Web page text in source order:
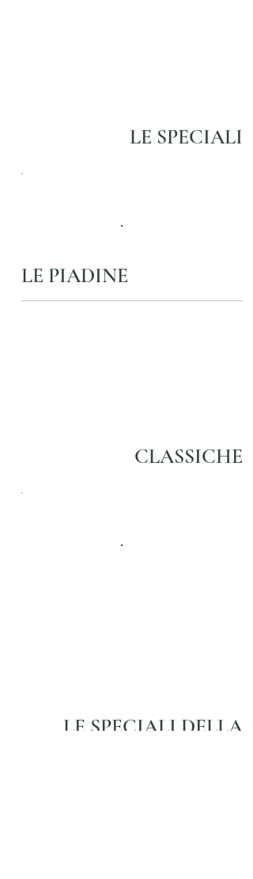
LE SPECIALI
LE PIADINE
CLASSICHE
LE SPECIALI DELLA